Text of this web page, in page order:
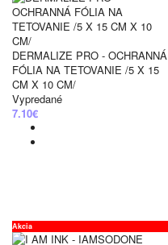
DERMALIZE PRO - OCHRANNÁ
FÓLIA NA TETOVANIE /5 X 15
CM X 10 CM/
Vypredané
7.10€
Akcia